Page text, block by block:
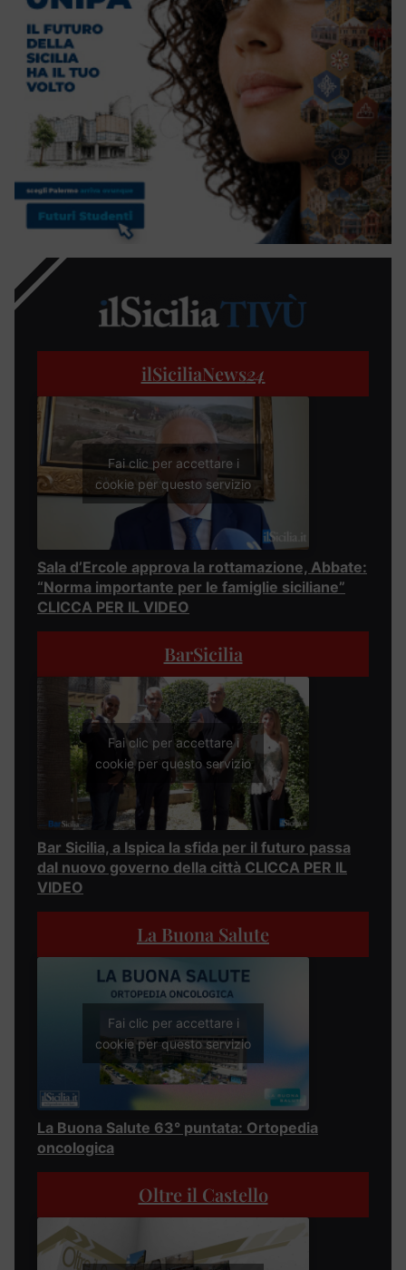
ilSiciliaNews24
Fai clic per accettare i
cookie per questo servizio
Sala d’Ercole approva la rottamazione, Abbate:
“Norma importante per le famiglie siciliane”
CLICCA PER IL VIDEO
BarSicilia
Fai clic per accettare i
cookie per questo servizio
Bar Sicilia, a Ispica la sfida per il futuro passa
dal nuovo governo della città CLICCA PER IL
VIDEO
La Buona Salute
Fai clic per accettare i
cookie per questo servizio
La Buona Salute 63° puntata: Ortopedia
oncologica
Oltre il Castello